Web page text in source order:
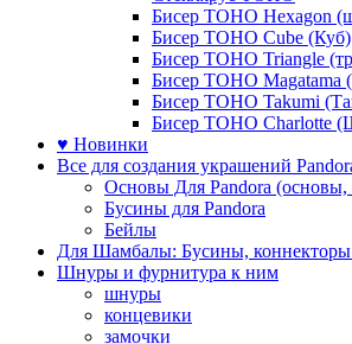
Бисер TOHO Hexagon
Бисер TOHO Cube (Куб)
Бисер TOHO Triangle
Бисер TOHO Magatama
Бисер TOHO Takumi
Бисер TOHO Charlotte
♥ Новинки
Все для создания украшений
Основы Для Pandora (основы,
Бусины для Pandora
Бейлы
Для Шамбалы: Бусины,
Шнуры и фурнитура к ним
шнуры
концевики
замочки